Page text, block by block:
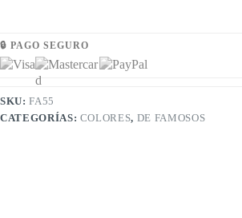
🔒 PAGO SEGURO
SKU:FA55
CATEGORÍAS: COLORES, DE FAMOSOS